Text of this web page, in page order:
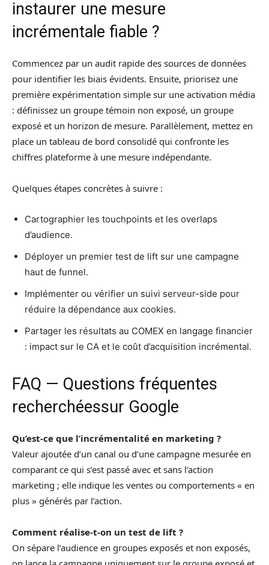
instaurer une mesure
incrémentale fiable ?
Commencez par un audit rapide des sources de données
pour identifier les biais évidents. Ensuite, priorisez une
première expérimentation simple sur une activation média
: définissez un groupe témoin non exposé, un groupe
exposé et un horizon de mesure. Parallèlement, mettez en
place un tableau de bord consolidé qui confronte les
chiffres plateforme à une mesure indépendante.
Quelques étapes concrètes à suivre :
Cartographier les touchpoints et les overlaps
d’audience.
Déployer un premier test de lift sur une campagne
haut de funnel.
Implémenter ou vérifier un suivi serveur-side pour
réduire la dépendance aux cookies.
Partager les résultats au COMEX en langage financier
: impact sur le CA et le coût d’acquisition incrémental.
FAQ — Questions fréquentes
recherchéessur Google
Qu’est-ce que l’incrémentalité en marketing ?
Valeur ajoutée d’un canal ou d’une campagne mesurée en
comparant ce qui s’est passé avec et sans l’action
marketing ; elle indique les ventes ou comportements « en
plus » générés par l’action.
Comment réalise-t-on un test de lift ?
On sépare l’audience en groupes exposés et non exposés,